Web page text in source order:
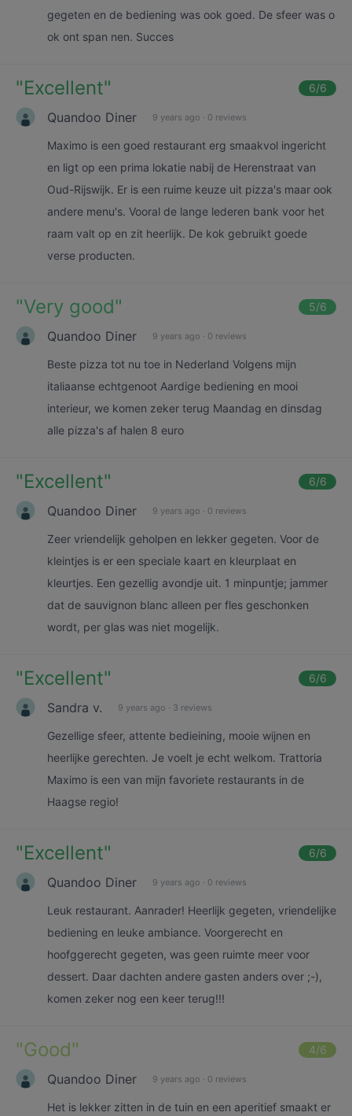
gegeten en de bediening was ook goed. De sfeer was o
ok ont span nen. Succes
"Excellent" 6/6
Quandoo Diner 9 years ago · 0 reviews
Maximo is een goed restaurant erg smaakvol ingericht
en ligt op een prima lokatie nabij de Herenstraat van
Oud-Rijswijk. Er is een ruime keuze uit pizza's maar ook
andere menu's. Vooral de lange lederen bank voor het
raam valt op en zit heerlijk. De kok gebruikt goede
verse producten.
"Very good" 5/6
Quandoo Diner 9 years ago · 0 reviews
Beste pizza tot nu toe in Nederland Volgens mijn
italiaanse echtgenoot Aardige bediening en mooi
interieur, we komen zeker terug Maandag en dinsdag
alle pizza's af halen 8 euro
"Excellent" 6/6
Quandoo Diner 9 years ago · 0 reviews
Zeer vriendelijk geholpen en lekker gegeten. Voor de
kleintjes is er een speciale kaart en kleurplaat en
kleurtjes. Een gezellig avondje uit. 1 minpuntje; jammer
dat de sauvignon blanc alleen per fles geschonken
wordt, per glas was niet mogelijk.
"Excellent" 6/6
Sandra v. 9 years ago · 3 reviews
Gezellige sfeer, attente bedieining, mooie wijnen en
heerlijke gerechten. Je voelt je echt welkom. Trattoria
Maximo is een van mijn favoriete restaurants in de
Haagse regio!
"Excellent" 6/6
Quandoo Diner 9 years ago · 0 reviews
Leuk restaurant. Aanrader! Heerlijk gegeten, vriendelijke
bediening en leuke ambiance. Voorgerecht en
hoofggerecht gegeten, was geen ruimte meer voor
dessert. Daar dachten andere gasten anders over ;-),
komen zeker nog een keer terug!!!
"Good" 4/6
Quandoo Diner 9 years ago · 0 reviews
Het is lekker zitten in de tuin en een aperitief smaakt er